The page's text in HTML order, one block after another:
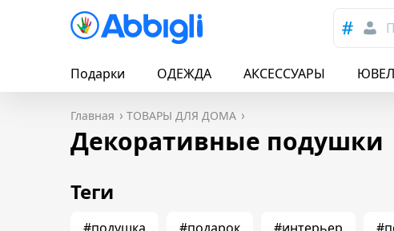
Подарки ОДЕЖДА АКСЕССУАРЫ
Главная ТОВАРЫ ДЛЯ ДОМА
Декоративные подушки
Теги